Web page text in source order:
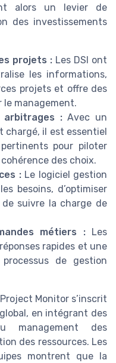
alors un levier de
des investissements
projets : Les DSI ont
les informations,
projets et offre des
le management.
:Avec un
il est essentiel
pour piloter
des choix.
:Le logiciel gestion
besoins, d’optimiser
de suivre la charge de
métiers :Les
rapides et une
de gestion
Monitor s’inscrit
en intégrant des
management des
des ressources. Les
montrent que la